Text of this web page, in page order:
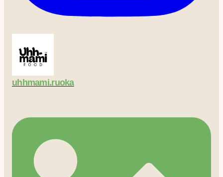
uhhmami.ruoka